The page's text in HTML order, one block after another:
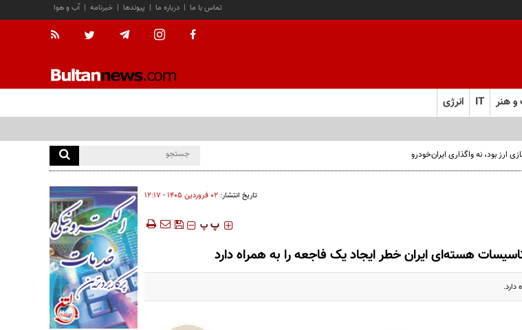
آب و هوا | خبرنامه | پیوندها | درباره ما | تماس با ما
هنر IT انرژی
ارز بود، نه واگذاری ایران‌خودرو
تاریخ انتشار: ۰۲ فروردين ۱۴۰۵ - ۱۲:۱۷
‍‍‍ پ پ
هسته‌ای ایران خطر ایجاد یک فاجعه را به همراه دارد